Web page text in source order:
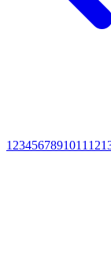
1 234567891011 12